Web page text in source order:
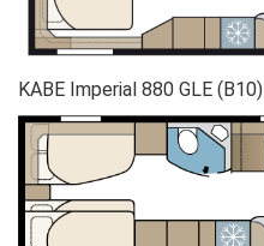
KABE Imperial 880 GLE (B10)